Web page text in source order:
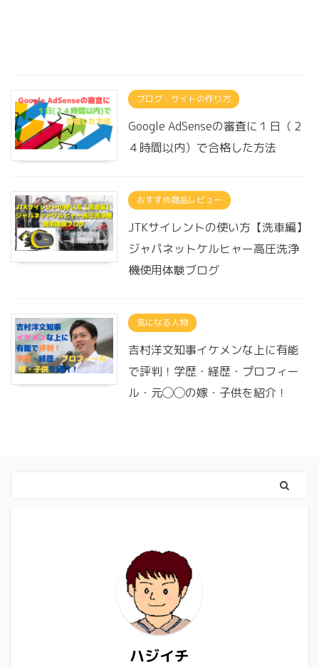
ブログ・サイトの作り方
Google AdSenseの審査に１日（２
４時間以内）で合格した方法
おすすめ商品レビュー
JTKサイレントの使い方【洗車編】
ジャパネットケルヒャー高圧洗浄
機使用体験ブログ
気になる人物
吉村洋文知事イケメンな上に有能
で評判！学歴・経歴・プロフィー
ル・元◯◯の嫁・子供を紹介！
ハジイチ